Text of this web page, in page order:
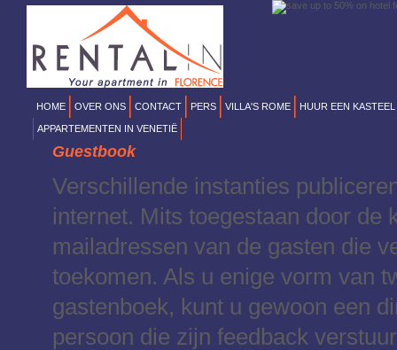
HOME OVER ONS CONTACT PERS VILLA'S ROME HUUR EEN
APPARTEMENTEN IN VENETIË
Guestbook
Verschillende instanties
internet. Mits toegestaan door de
mailadressen van de gasten die
toekomen. Als u enige vorm van
gastenboek, kunt u gewoon een
persoon die zijn feedback